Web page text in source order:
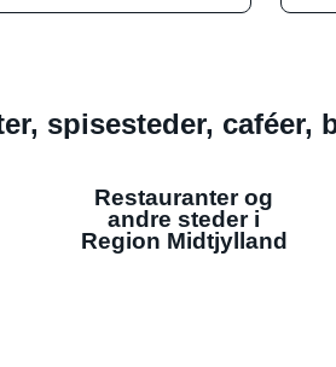
spisesteder,
Restauranter og
andre steder i
Region Midtjylland